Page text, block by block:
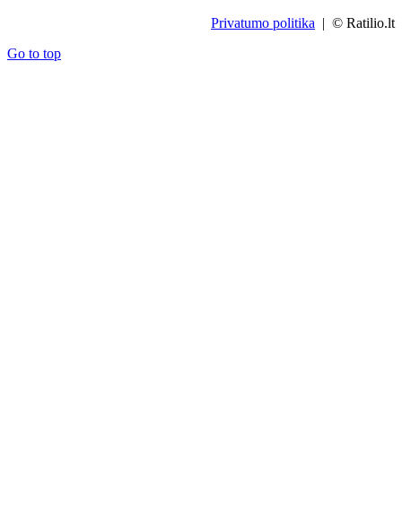
Privatumo politika | © Ratilio.lt
Go to top